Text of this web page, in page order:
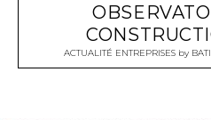
ACTUALITÉ ENTREPRISESby